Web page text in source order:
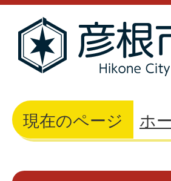
現在のページ ホ